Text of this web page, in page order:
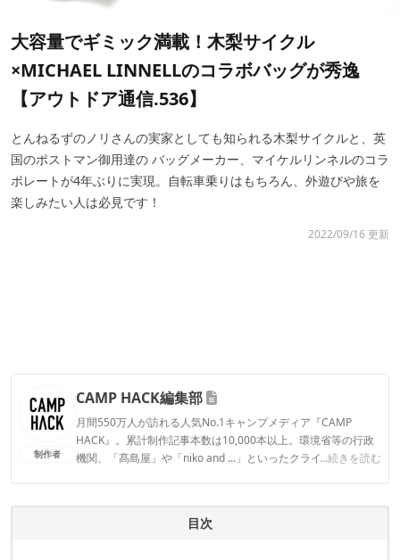
大容量でギミック満載！木梨サイクル
×MICHAEL LINNELLのコラボバッグが秀逸
【アウトドア通信.536】
とんねるずのノリさんの実家としても知られる木梨サイクルと、英
国のポストマン御用達の バッグメーカー、マイケルリンネルのコラ
ボレートが4年ぶりに実現。自転車乗りはもちろん、外遊びや旅を
楽しみたい人は必見です！
2022/09/16 更新
制作者
CAMP HACK編集部
月間550万人が訪れる人気No.1キャンプメディア『CAMP
HACK』。累計制作記事本数は10,000本以上。環境省等の行政
機関、「髙島屋」や「niko and ...」といったクライアントとの
...続きを読む
CAMP HACK編集部のプロフィール
目次